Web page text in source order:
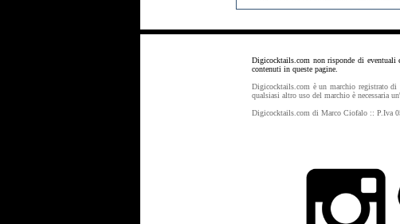
Digicocktails.com non risponde di eventuali
contenuti in queste pagine.
Digicocktails.com è un marchio registrato
qualsiasi altro uso del marchio è necessaria
Digicocktails.com di Marco Ciofalo :: P.Iva